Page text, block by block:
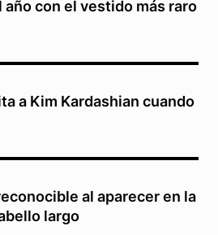
año con el vestido más raro
a Kim Kardashian cuando
al aparecer en la
largo